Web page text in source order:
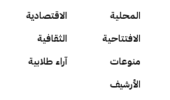
المحلية الاقتصادية
الافتتاحية الثقافية
منوعات آراء طلابية
الأرشيف